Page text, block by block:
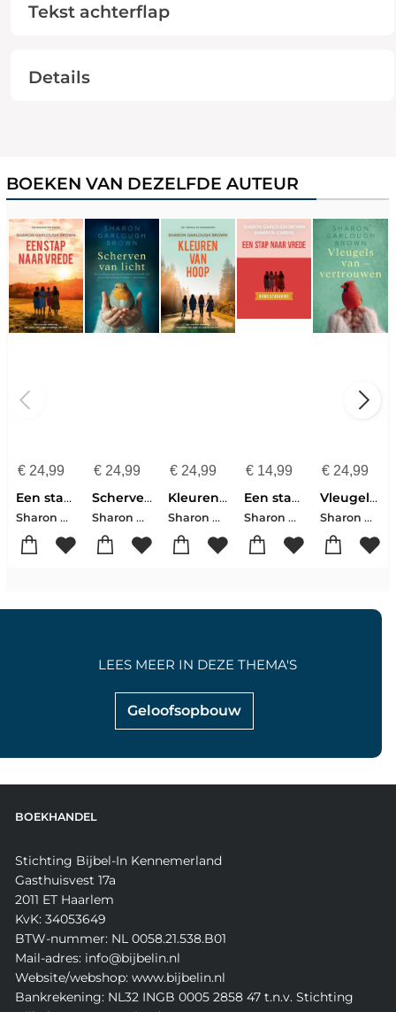
Tekst achterflap
Details
BOEKEN VAN DEZELFDE AUTEUR
€24,99
Een stap naar vrede
Sharon Garlough Brown
€24,99
Scherven van licht
Sharon Garlough Brown
€ 24,99
Kleuren van hoop
Sharon Garlough Brown
€ 14,99
Een stap naar vrede: bijbelstudiegids
Sharon Garlough Brown
€ 24,99
Vleugels van vertrouwen
Sharon Garlough Brown
Geloofsopbouw
LEES MEER IN DEZE THEMA'S
BOEKHANDEL
Stichting Bijbel-In Kennemerland
Gasthuisvest 17a
2011 ET Haarlem
KvK: 34053649
BTW-nummer: NL 0058.21.538.B01
Mail-adres: info@bijbelin.nl
Website/webshop: www.bijbelin.nl
Bankrekening: NL32 INGB 0005 2858 47 t.n.v. Stichting